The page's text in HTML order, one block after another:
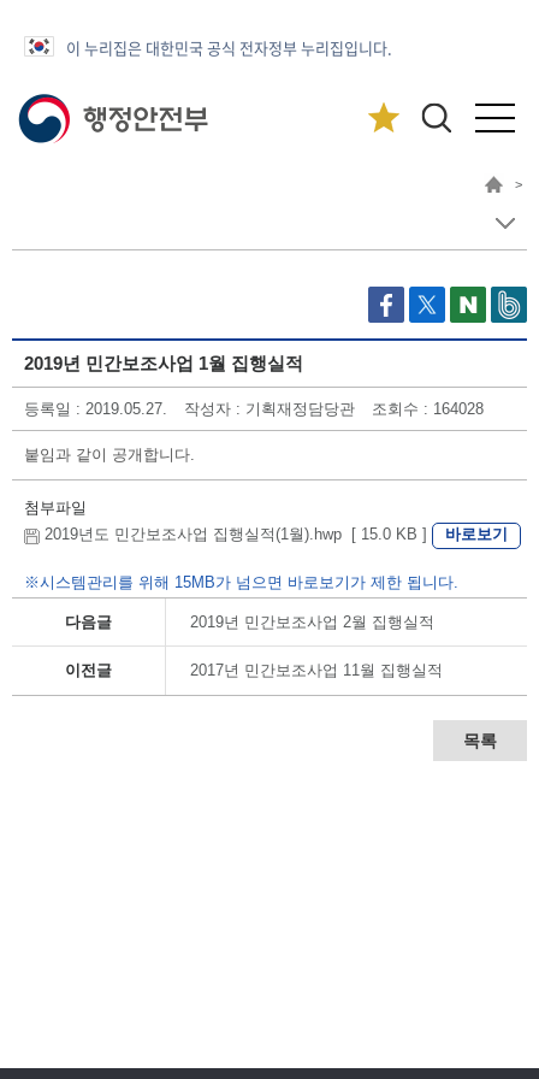
이 누리집은 대한민국 공식 전자정부 누리집입니다.
>
2019년 민간보조사업 1월 집행실적
등록일 : 2019.05.27. 작성자 : 기획재정담당관 조회수 : 164028
붙임과 같이 공개합니다.
첨부파일
2019년도 민간보조사업 집행실적(1월).hwp [ 15.0 KB ]
바로보기
※시스템관리를 위해 15MB가 넘으면 바로보기가 제한 됩니다.
다음글 2019년 민간보조사업 2월 집행실적
이전글 2017년 민간보조사업 11월 집행실적
목록